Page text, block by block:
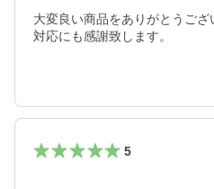
大変良い商品をありがとうご
対応にも感謝致します。
5